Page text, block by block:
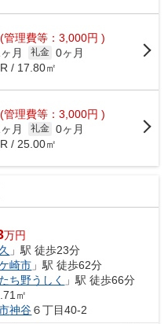
(管理費等：3,000円 )
月 礼金 0ヶ月
/ 17.80㎡
(管理費等：3,000円 )
月 礼金 0ヶ月
/ 25.00㎡
万円
」駅 徒歩23分
崎市 」駅 徒歩62分
ち野うしく
」駅 徒歩66分
㎡
神谷６丁目40-2